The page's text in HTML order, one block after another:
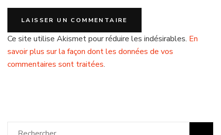
Ce site utilise Akismet pour réduire les indésirables. En
savoir plus sur la façon dont les données de vos
commentaires sont traitées.
Rechercher :